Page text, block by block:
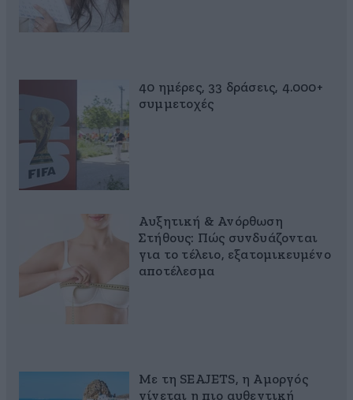
40 ημέρες, 33 δράσεις, 4.000+
συμμετοχές
Αυξητική & Ανόρθωση
Στήθους: Πώς συνδυάζονται
για το τέλειο, εξατομικευμένο
αποτέλεσμα
Με τη SEAJETS, η Αμοργός
γίνεται η πιο αυθεντική